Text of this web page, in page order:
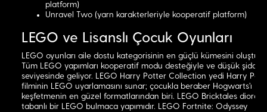
platform)
Unravel Two (yarn karakterleriyle kooperatif platform)
LEGO ve Lisanslı Çocuk Oyunları
LEGO oyunları aile dostu kategorisinin en güçlü kümesini
Tüm LEGO yapımları kooperatif modu desteğiyle ve düşük şiddet
seviyesinde geliyor. LEGO Harry Potter Collection yedi Harry
filminin LEGO uyarlamasını sunar; çocukla beraber Hogwarts'ı
keşfetmenin en güzel formatlarından biri. LEGO Bricktales
tabanlı bir LEGO bulmaca yapımıdır. LEGO Fortnite: Odyssey